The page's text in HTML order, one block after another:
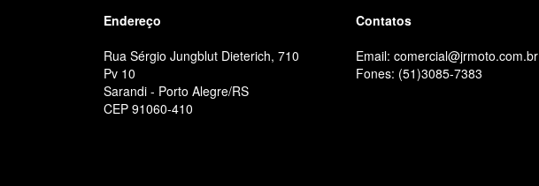
Endereço
Rua Sérgio Jungblut Dieterich, 710
Pv 10
Sarandi - Porto Alegre/RS
CEP 91060-410
Contatos
Email: comercial@jrmoto.com.br
Fones: (51)3085-7383